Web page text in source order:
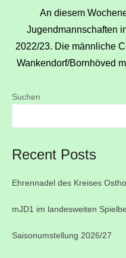
An diesem
Jugendmannschaften
2022/23. Die männliche
Wankendorf/Bornhöved
Suchen
Recent Posts
Ehrennadel des Kreises
mJD1 im landesweiten
Saisonumstellung 2026/27